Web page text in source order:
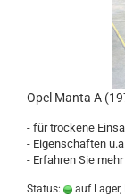
Opel Manta A
- für trockene
- Eigenschaften
- Erfahren Sie
Status: auf Lager,